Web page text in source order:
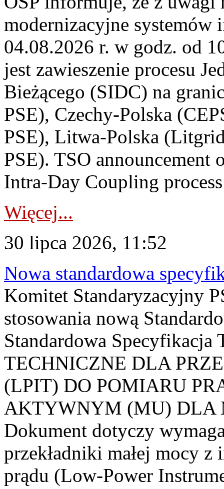
modernizacyjne
04.08.2026 r. w godz. od
jest zawieszenie procesu
Bieżącego (SIDC) na
PSE), Czechy-Polska
PSE), Litwa-Polska
PSE). TSO announcement
Intra-Day Coupling
Więcej...
30 lipca 2026, 11:52
Nowa standardowa
Komitet Standaryzacyjny
stosowania nową
Standardowa
TECHNICZNE DLA
(LPIT) DO POMIARU
AKTYWNYM (MU) DLA
Dokument dotyczy
przekładniki małej mocy
prądu (Low-Power